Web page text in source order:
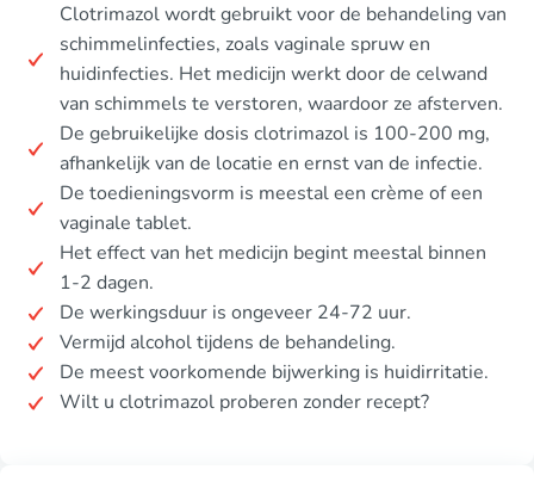
Clotrimazol wordt gebruikt voor de behandeling van
schimmelinfecties, zoals vaginale spruw en
huidinfecties. Het medicijn werkt door de celwand
van schimmels te verstoren, waardoor ze afsterven.
De gebruikelijke dosis clotrimazol is 100-200 mg,
afhankelijk van de locatie en ernst van de infectie.
De toedieningsvorm is meestal een crème of een
vaginale tablet.
Het effect van het medicijn begint meestal binnen
1-2 dagen.
De werkingsduur is ongeveer 24-72 uur.
Vermijd alcohol tijdens de behandeling.
De meest voorkomende bijwerking is huidirritatie.
Wilt u clotrimazol proberen zonder recept?